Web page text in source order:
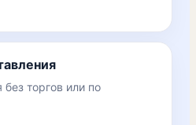
без торгов или по